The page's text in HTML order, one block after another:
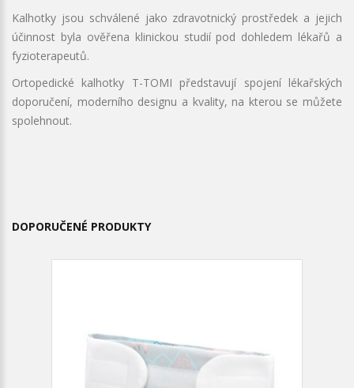
Kalhotky jsou schválené jako zdravotnický prostředek a jejich
účinnost byla ověřena klinickou studií pod dohledem lékařů a
fyzioterapeutů.
Ortopedické kalhotky T-TOMI představují spojení lékařských
doporučení, moderního designu a kvality, na kterou se můžete
spolehnout.
DOPORUČENÉ PRODUKTY